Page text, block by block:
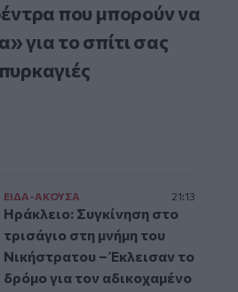
που μπορούν να
για το σπίτι σας
ΕΙΔΑ-ΑΚΟΥΣΑ 21:13
Ηράκλειο: Συγκίνηση στο
τρισάγιο στη μνήμη του
Νικήστρατου – Έκλεισαν το
δρόμο για τον αδικοχαμένο